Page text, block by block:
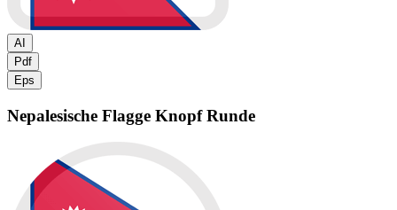
AI
Pdf
Eps
Nepalesische Flagge Knopf Runde